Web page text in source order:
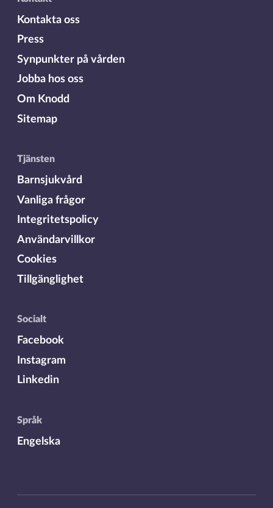
Kontakta oss
Press
Synpunkter på vården
Jobba hos oss
Om Knodd
Sitemap
Tjänsten
Barnsjukvård
Vanliga frågor
Integritetspolicy
Användarvillkor
Cookies
Tillgänglighet
Socialt
Facebook
Instagram
Linkedin
Språk
Engelska